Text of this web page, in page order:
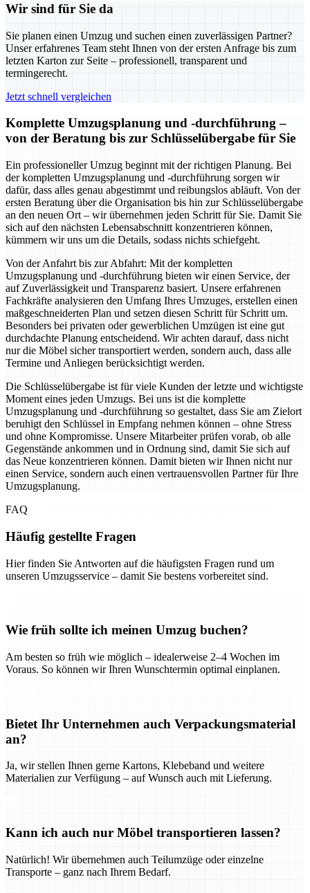
Wir sind für Sie da
Sie planen einen Umzug und suchen einen zuverlässigen Partner?
Unser erfahrenes Team steht Ihnen von der ersten Anfrage bis zum
letzten Karton zur Seite – professionell, transparent und
termingerecht.
Jetzt schnell vergleichen
Komplette Umzugsplanung und -durchführung –
von der Beratung bis zur Schlüsselübergabe für Sie
Ein professioneller Umzug beginnt mit der richtigen Planung. Bei
der kompletten Umzugsplanung und -durchführung sorgen wir
dafür, dass alles genau abgestimmt und reibungslos abläuft. Von der
ersten Beratung über die Organisation bis hin zur Schlüsselübergabe
an den neuen Ort – wir übernehmen jeden Schritt für Sie. Damit Sie
sich auf den nächsten Lebensabschnitt konzentrieren können,
kümmern wir uns um die Details, sodass nichts schiefgeht.
Von der Anfahrt bis zur Abfahrt: Mit der kompletten
Umzugsplanung und -durchführung bieten wir einen Service, der
auf Zuverlässigkeit und Transparenz basiert. Unsere erfahrenen
Fachkräfte analysieren den Umfang Ihres Umzuges, erstellen einen
maßgeschneiderten Plan und setzen diesen Schritt für Schritt um.
Besonders bei privaten oder gewerblichen Umzügen ist eine gut
durchdachte Planung entscheidend. Wir achten darauf, dass nicht
nur die Möbel sicher transportiert werden, sondern auch, dass alle
Termine und Anliegen berücksichtigt werden.
Die Schlüsselübergabe ist für viele Kunden der letzte und wichtigste
Moment eines jeden Umzugs. Bei uns ist die komplette
Umzugsplanung und -durchführung so gestaltet, dass Sie am Zielort
beruhigt den Schlüssel in Empfang nehmen können – ohne Stress
und ohne Kompromisse. Unsere Mitarbeiter prüfen vorab, ob alle
Gegenstände ankommen und in Ordnung sind, damit Sie sich auf
das Neue konzentrieren können. Damit bieten wir Ihnen nicht nur
einen Service, sondern auch einen vertrauensvollen Partner für Ihre
Umzugsplanung.
FAQ
Häufig gestellte Fragen
Hier finden Sie Antworten auf die häufigsten Fragen rund um
unseren Umzugsservice – damit Sie bestens vorbereitet sind.
Wie früh sollte ich meinen Umzug buchen?
Am besten so früh wie möglich – idealerweise 2–4 Wochen im
Voraus. So können wir Ihren Wunschtermin optimal einplanen.
Bietet Ihr Unternehmen auch Verpackungsmaterial
an?
Ja, wir stellen Ihnen gerne Kartons, Klebeband und weitere
Materialien zur Verfügung – auf Wunsch auch mit Lieferung.
Kann ich auch nur Möbel transportieren lassen?
Natürlich! Wir übernehmen auch Teilumzüge oder einzelne
Transporte – ganz nach Ihrem Bedarf.